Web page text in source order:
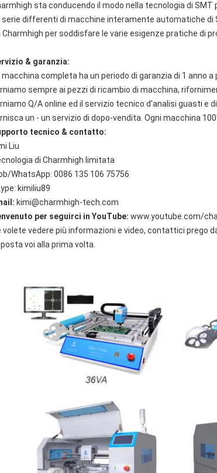
sta conducendo il modo nella tecnologia di SMT
serie differenti di macchine interamente automatiche
Charmhigh per soddisfare le varie esigenze pratiche di
& garanzia:
macchina completa ha un periodo di garanzia di 1 anno
sempre ai pezzi di ricambio di macchina,
Q/A online ed il servizio tecnico d'analisi guasti e
un - un servizio di dopo-vendita. Ogni macchina
tecnico & contatto:
Liu
di Charmhigh limitata
WhatsApp: 0086 135 106 75756
kimiliu89
kimi@charmhigh-tech.com
per seguirci in YouTube: www.youtube.com/
volete vedere più informazioni e video, contattici prego
voi alla prima volta.